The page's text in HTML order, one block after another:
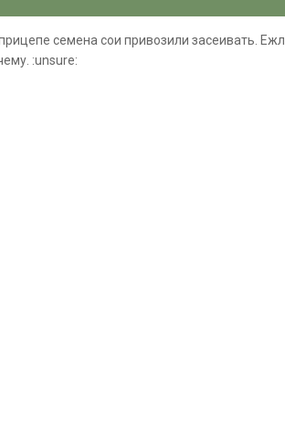
семена сои привозили засеивать.
:unsure: